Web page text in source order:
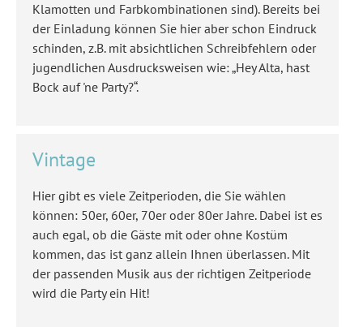
Klamotten und Farbkombinationen sind). Bereits bei
der Einladung können Sie hier aber schon Eindruck
schinden, z.B. mit absichtlichen Schreibfehlern oder
jugendlichen Ausdrucksweisen wie: „Hey Alta, hast
Bock auf 'ne Party?“.
Vintage
Hier gibt es viele Zeitperioden, die Sie wählen
können: 50er, 60er, 70er oder 80er Jahre. Dabei ist es
auch egal, ob die Gäste mit oder ohne Kostüm
kommen, das ist ganz allein Ihnen überlassen. Mit
der passenden Musik aus der richtigen Zeitperiode
wird die Party ein Hit!